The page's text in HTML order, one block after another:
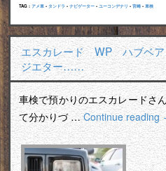
TAG : アメ車 • タンドラ • ナビゲーター • ユーコンデナリ • 宮崎 • 車検
エスカレード WP ハブベ
ジエター……
車検で預かりのエスカレード
て分かりづ …Continue reading